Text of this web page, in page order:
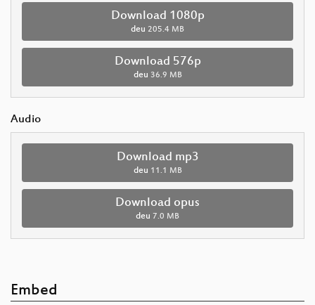
Download 1080p
deu 205.4 MB
Download 576p
deu 36.9 MB
Audio
Download mp3
deu 11.1 MB
Download opus
deu 7.0 MB
Embed